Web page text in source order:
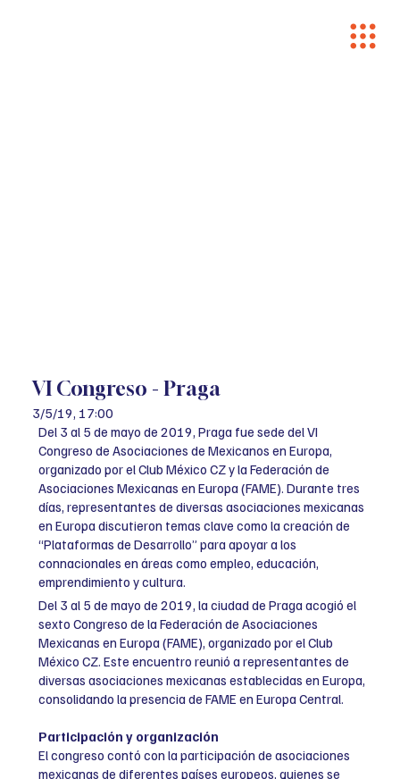
VI Congreso - Praga
3/5/19, 17:00
Del 3 al 5 de mayo de 2019, Praga fue sede del VI
Congreso de Asociaciones de Mexicanos en Europa,
organizado por el Club México CZ y la Federación de
Asociaciones Mexicanas en Europa (FAME). Durante tres
días, representantes de diversas asociaciones mexicanas
en Europa discutieron temas clave como la creación de
“Plataformas de Desarrollo” para apoyar a los
connacionales en áreas como empleo, educación,
emprendimiento y cultura.
Del 3 al 5 de mayo de 2019, la ciudad de Praga acogió el
sexto Congreso de la Federación de Asociaciones
Mexicanas en Europa (FAME), organizado por el Club
México CZ. Este encuentro reunió a representantes de
diversas asociaciones mexicanas establecidas en Europa,
consolidando la presencia de FAME en Europa Central.
Participación y organización
El congreso contó con la participación de asociaciones
mexicanas de diferentes países europeos, quienes se